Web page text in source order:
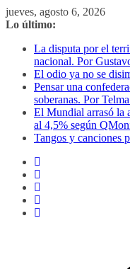
Saltar
al
jueves, agosto 6, 2026
Lo último:
La disputa por el
nacional. Por
El odio ya no se
Pensar una
soberanas. Por
El Mundial arrasó la
al 4,5% según
Tangos y canciones